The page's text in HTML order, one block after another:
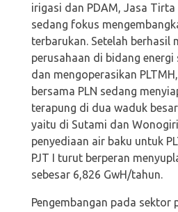
irigasi dan PDAM, Jasa
sedang fokus
terbarukan. Setelah berhasil
perusahaan di bidang energi
dan mengoperasikan
bersama PLN sedang
terapung di dua waduk
yaitu di Sutami dan
penyediaan air baku untuk
PJT I turut berperan
sebesar 6,826 GwH/tahun.
Pengembangan pada sektor